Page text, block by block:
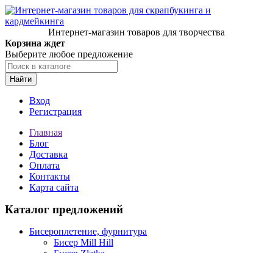
Интернет-магазин товаров для творчества
Корзина ждет
Выберите любое предложение
Найти
Вход
Регистрация
Главная
Блог
Доставка
Оплата
Контакты
Карта сайта
Каталог предложений
Бисероплетение, фурнитура
Бисер Mill Hill